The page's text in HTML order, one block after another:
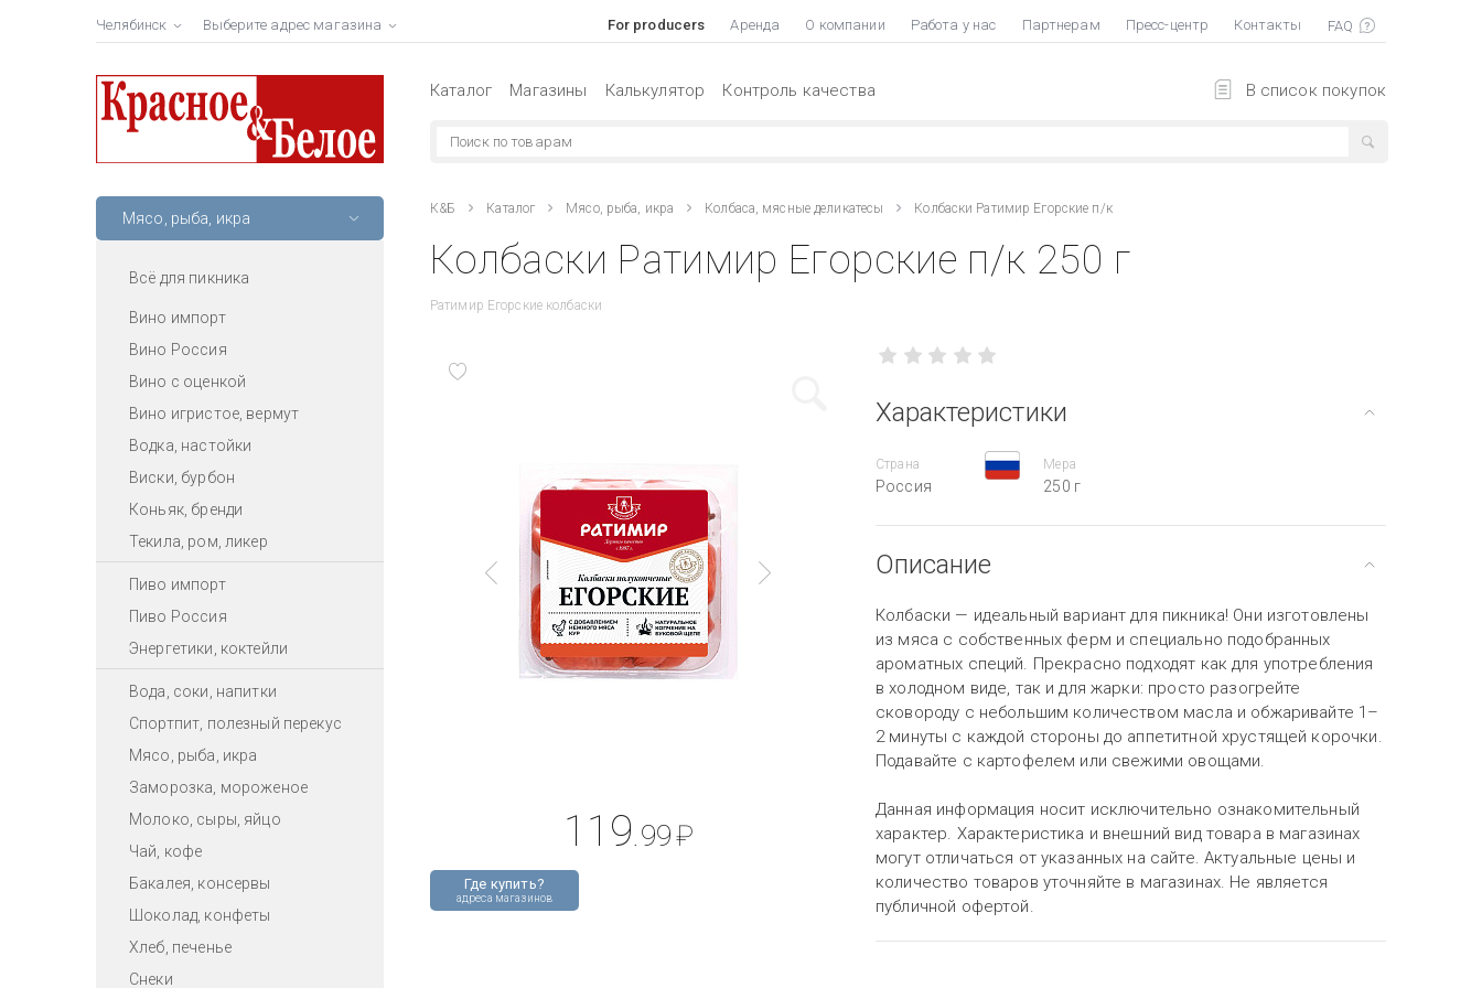
Челябинск Выберите адрес магазина For producers Аренда О компании Работа у нас Партнерам Пресс-центр Контакты
В список покупок
Каталог Магазины Калькулятор Контроль качества
Мясо, рыба, икра
Всё для пикника
Вино импорт
Вино Россия
Вино с оценкой
Вино игристое, вермут
Водка, настойки
Виски, бурбон
Коньяк, бренди
Текила, ром, ликер
Пиво импорт
Пиво Россия
Энергетики, коктейли
Вода, соки, напитки
Спортпит, полезный перекус
Мясо, рыба, икра
Заморозка, мороженое
Молоко, сыры, яйцо
Чай, кофе
Бакалея, консервы
Шоколад, конфеты
Хлеб, печенье
Снеки
К&Б Каталог Мясо, рыба, икра Колбаса, мясные деликатесы Колбаски Ратимир Егорские п/к
Колбаски Ратимир Егорские п/к 250 г
Ратимир Егорские колбаски
Где купить?
адреса магазинов
119 .99₽
Характеристики
Страна
Россия
Мера
250 г
Описание
Колбаски — идеальный вариант для пикника! Они изготовлены
из мяса с собственных ферм и специально подобранных
ароматных специй. Прекрасно подходят как для употребления
в холодном виде, так и для жарки: просто разогрейте
сковороду с небольшим количеством масла и обжаривайте 1–
2 минуты с каждой стороны до аппетитной хрустящей корочки.
Подавайте с картофелем или свежими овощами.
Данная информация носит исключительно ознакомительный
характер. Характеристика и внешний вид товара в магазинах
могут отличаться от указанных на сайте. Актуальные цены и
количество товаров уточняйте в магазинах. Не является
публичной офертой.